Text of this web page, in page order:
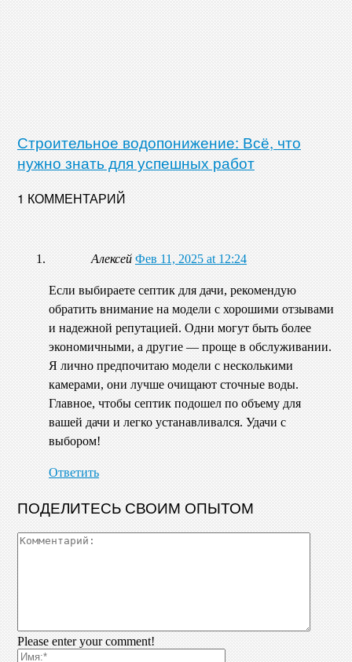
Строительное водопонижение: Всё, что
нужно знать для успешных работ
1 КОММЕНТАРИЙ
Алексей Фев 11, 2025 at 12:24
Если выбираете септик для дачи, рекомендую
обратить внимание на модели с хорошими отзывами
и надежной репутацией. Одни могут быть более
экономичными, а другие — проще в обслуживании.
Я лично предпочитаю модели с несколькими
камерами, они лучше очищают сточные воды.
Главное, чтобы септик подошел по объему для
вашей дачи и легко устанавливался. Удачи с
выбором!
Ответить
ПОДЕЛИТЕСЬ СВОИМ ОПЫТОМ
Please enter your comment!